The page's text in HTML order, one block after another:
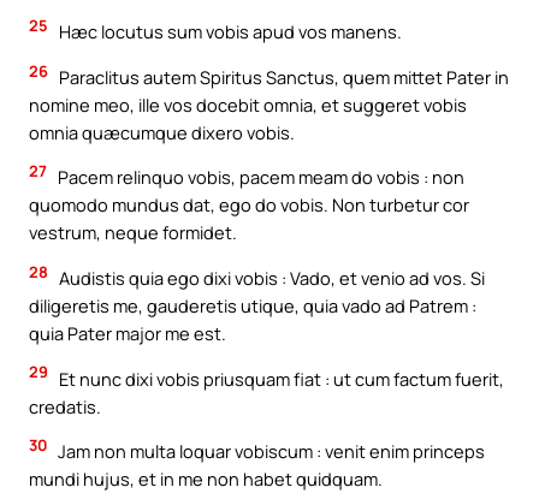
25 Hæc locutus sum vobis apud vos manens.
26 Paraclitus autem Spiritus Sanctus, quem mittet Pater in
nomine meo, ille vos docebit omnia, et suggeret vobis
omnia quæcumque dixero vobis.
27 Pacem relinquo vobis, pacem meam do vobis : non
quomodo mundus dat, ego do vobis. Non turbetur cor
vestrum, neque formidet.
28 Audistis quia ego dixi vobis : Vado, et venio ad vos. Si
diligeretis me, gauderetis utique, quia vado ad Patrem :
quia Pater major me est.
29
Et nunc dixi vobis priusquam fiat : ut cum factum fuerit,
credatis.
30 Jam non multa loquar vobiscum : venit enim princeps
mundi hujus, et in me non habet quidquam.